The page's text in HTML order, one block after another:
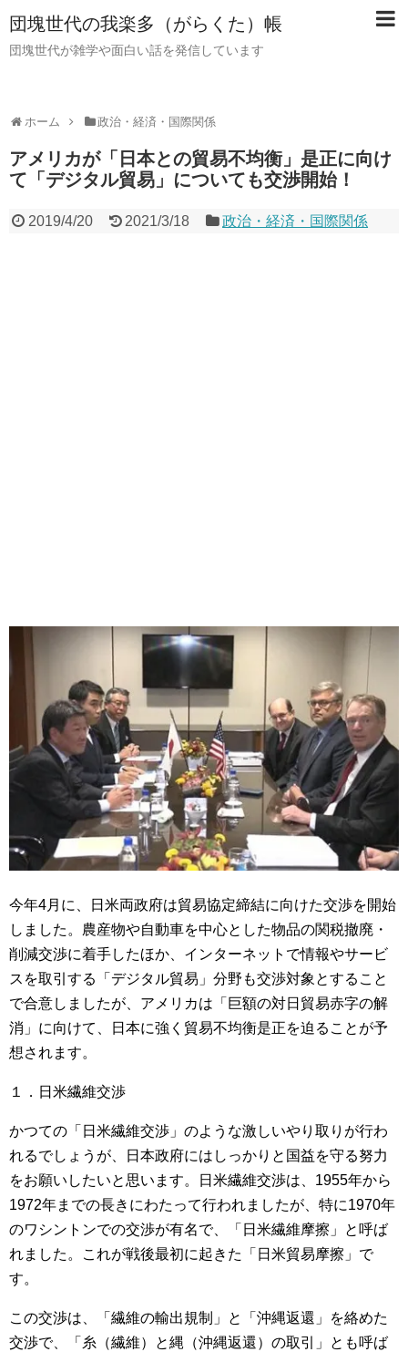
団塊世代の我楽多（がらくた）帳
団塊世代が雑学や面白い話を発信しています
ホーム 政治・経済・国際関係
アメリカが「日本との貿易不均衡」是正に向け
て「デジタル貿易」についても交渉開始！
2019/4/20 2021/3/18 政治・経済・国際関係
今年4月に、日米両政府は貿易協定締結に向けた交渉を開始
しました。農産物や自動車を中心とした物品の関税撤廃・
削減交渉に着手したほか、インターネットで情報やサービ
スを取引する「デジタル貿易」分野も交渉対象とすること
で合意しましたが、アメリカは「巨額の対日貿易赤字の解
消」に向けて、日本に強く貿易不均衡是正を迫ることが予
想されます。
１．日米繊維交渉
かつての「日米繊維交渉」のような激しいやり取りが行わ
れるでしょうが、日本政府にはしっかりと国益を守る努力
をお願いしたいと思います。日米繊維交渉は、1955年から
1972年までの長きにわたって行われましたが、特に1970年
のワシントンでの交渉が有名で、「日米繊維摩擦」と呼ば
れました。これが戦後最初に起きた「日米貿易摩擦」で
す。
この交渉は、「繊維の輸出規制」と「沖縄返還」を絡めた
交渉で、「糸（繊維）と縄（沖縄返還）の取引」とも呼ば